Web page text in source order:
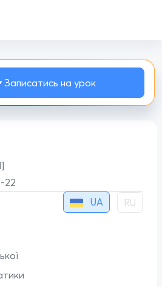
Записатись на урок
22
UA RU